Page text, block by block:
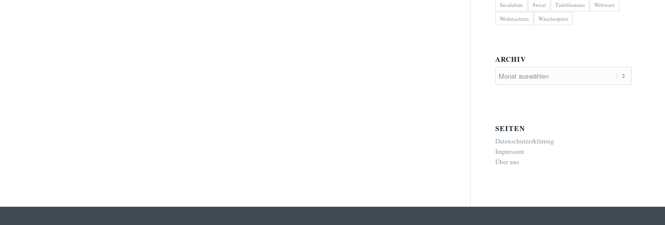
Susalabim
Sweat Tidöblomma
Webware
Weihnachten
Wäschespitze
ARCHIV
SEITEN
Datenschutzerklärung
Impressum
Über uns